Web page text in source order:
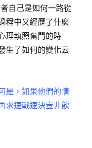
自己是如何一路從
程中又經歷了什麼
理執照奮鬥的時
生了如何的變化云
是，如果他們的情
求速戰速決豈非飲